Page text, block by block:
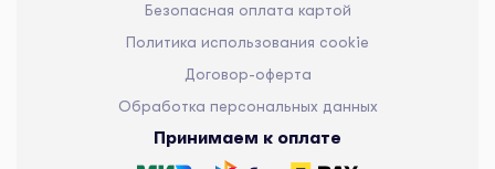
Безопасная оплата картой
Политика использования cookie
Договор-оферта
Обработка персональных данных
Принимаем к оплате